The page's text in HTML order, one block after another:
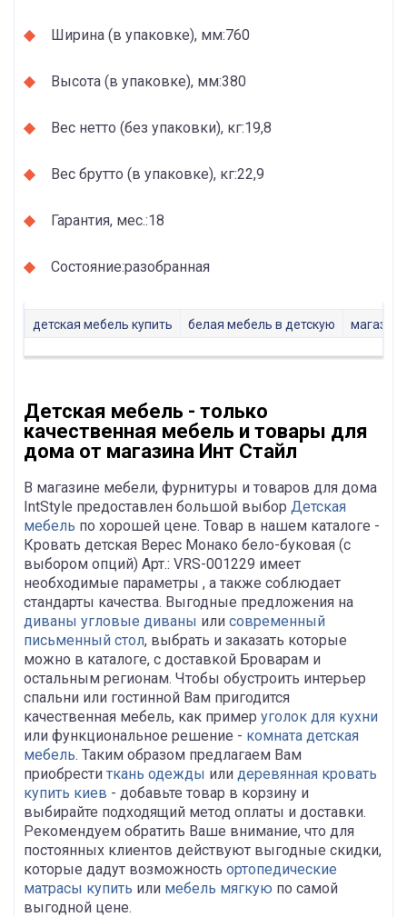
Ширина (в упаковке), мм:760
Высота (в упаковке), мм:380
Вес нетто (без упаковки), кг:19,8
Вес брутто (в упаковке), кг:22,9
Гарантия, мес.:18
Состояние:разобранная
детская мебель купить белая мебель в детскую магазин
Детская мебель - только
качественная мебель и товары для
дома от магазина Инт Стайл
В магазине мебели, фурнитуры и товаров для дома
IntStyle предоставлен большой выбор Детская
мебель по хорошей цене. Товар в нашем каталоге -
Кровать детская Верес Монако бело-буковая (с
выбором опций) Арт.: VRS-001229 имеет
необходимые параметры , а также соблюдает
стандарты качества. Выгодные предложения на
диваны угловые диваны или современный
письменный стол, выбрать и заказать которые
можно в каталоге, с доставкой Броварам и
остальным регионам. Чтобы обустроить интерьер
спальни или гостинной Вам пригодится
качественная мебель, как пример уголок для кухни
или функциональное решение - комната детская
мебель. Таким образом предлагаем Вам
приобрести ткань одежды или деревянная кровать
купить киев - добавьте товар в корзину и
выбирайте подходящий метод оплаты и доставки.
Рекомендуем обратить Ваше внимание, что для
постоянных клиентов действуют выгодные скидки,
которые дадут возможность ортопедические
матрасы купить или мебель мягкую по самой
выгодной цене.